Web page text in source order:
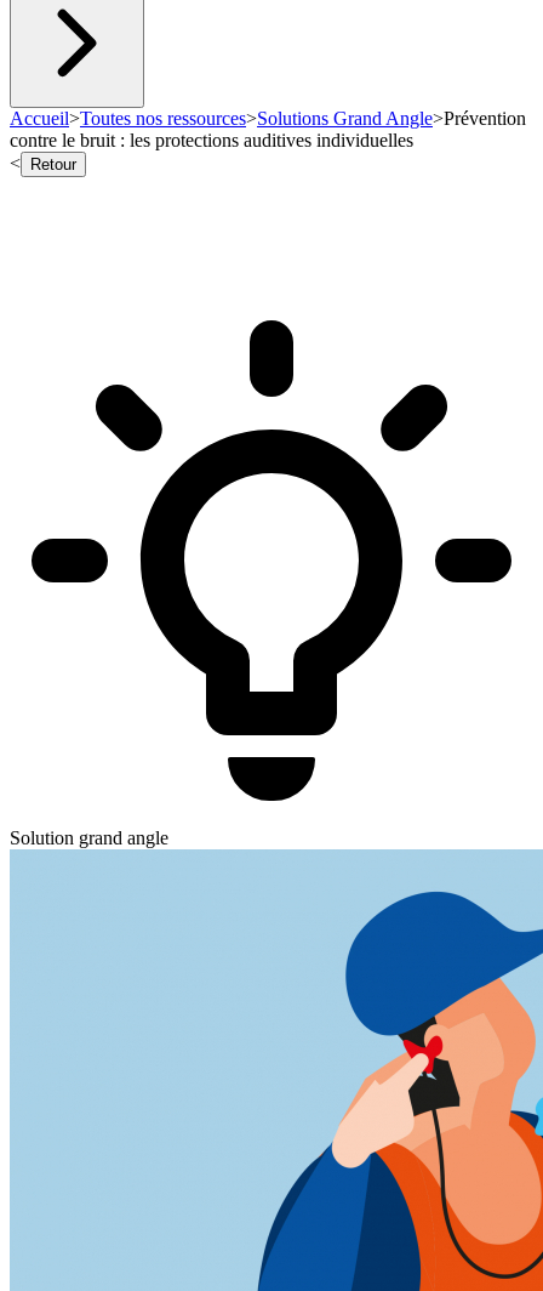
Accueil>Toutes nos ressources>Solutions Grand Angle>Prévention
contre le bruit : les protections auditives individuelles
<
Retour
Solution grand angle